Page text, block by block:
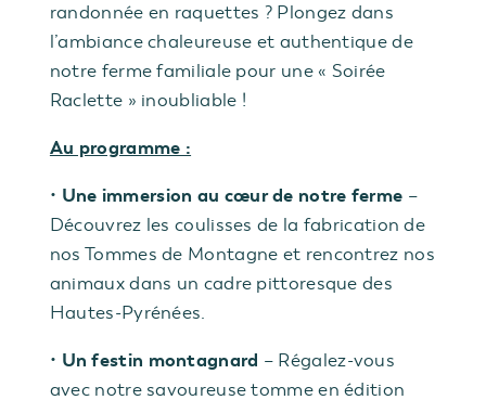
randonnée en raquettes ? Plongez dans
l’ambiance chaleureuse et authentique de
notre ferme familiale pour une « Soirée
Raclette » inoubliable !
Au programme :
• Une immersion au cœur de notre ferme –
Découvrez les coulisses de la fabrication de
nos Tommes de Montagne et rencontrez nos
animaux dans un cadre pittoresque des
Hautes-Pyrénées.
• Un festin montagnard – Régalez-vous
avec notre savoureuse tomme en édition